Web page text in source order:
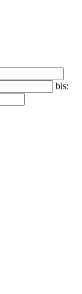
bis: